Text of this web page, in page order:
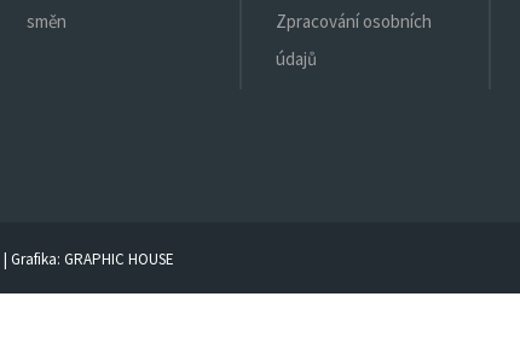
směn
Zpracování osobních
údajů
| Grafika:GRAPHIC HOUSE